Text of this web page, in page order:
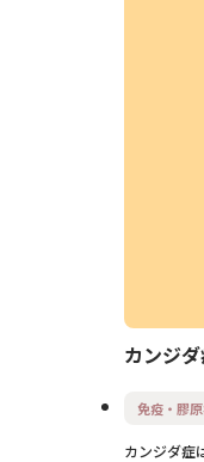
カンジ
免疫・膠
カンジダ症